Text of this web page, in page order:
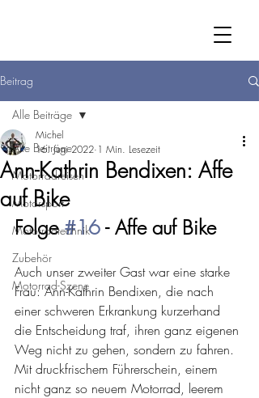
Beitrag
Alle Beiträge
Motorradreisen
Motorsport
Motorradtechnik
Zubehör
Motorrad-Szene
Alle Beiträge
Ann-Kathrin Bendixen: Affe
auf Bike
Michel
16. Juni 2022 1 Min. Lesezeit
Folge #16 - Affe auf Bike
Auch unser zweiter Gast war eine starke
Frau: Ann-Kathrin Bendixen, die nach
einer schweren Erkrankung kurzerhand
die Entscheidung traf, ihren ganz eigenen
Weg nicht zu gehen, sondern zu fahren.
Mit druckfrischem Führerschein, einem
nicht ganz so neuem Motorrad, leerem